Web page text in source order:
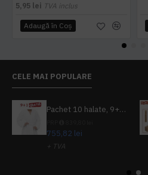
5,95 lei TVA inclus
Adaugă în Coş
CELE MAI POPULARE
Pachet 10 halate, 9+1 gratuit
755,82 lei
+ TVA